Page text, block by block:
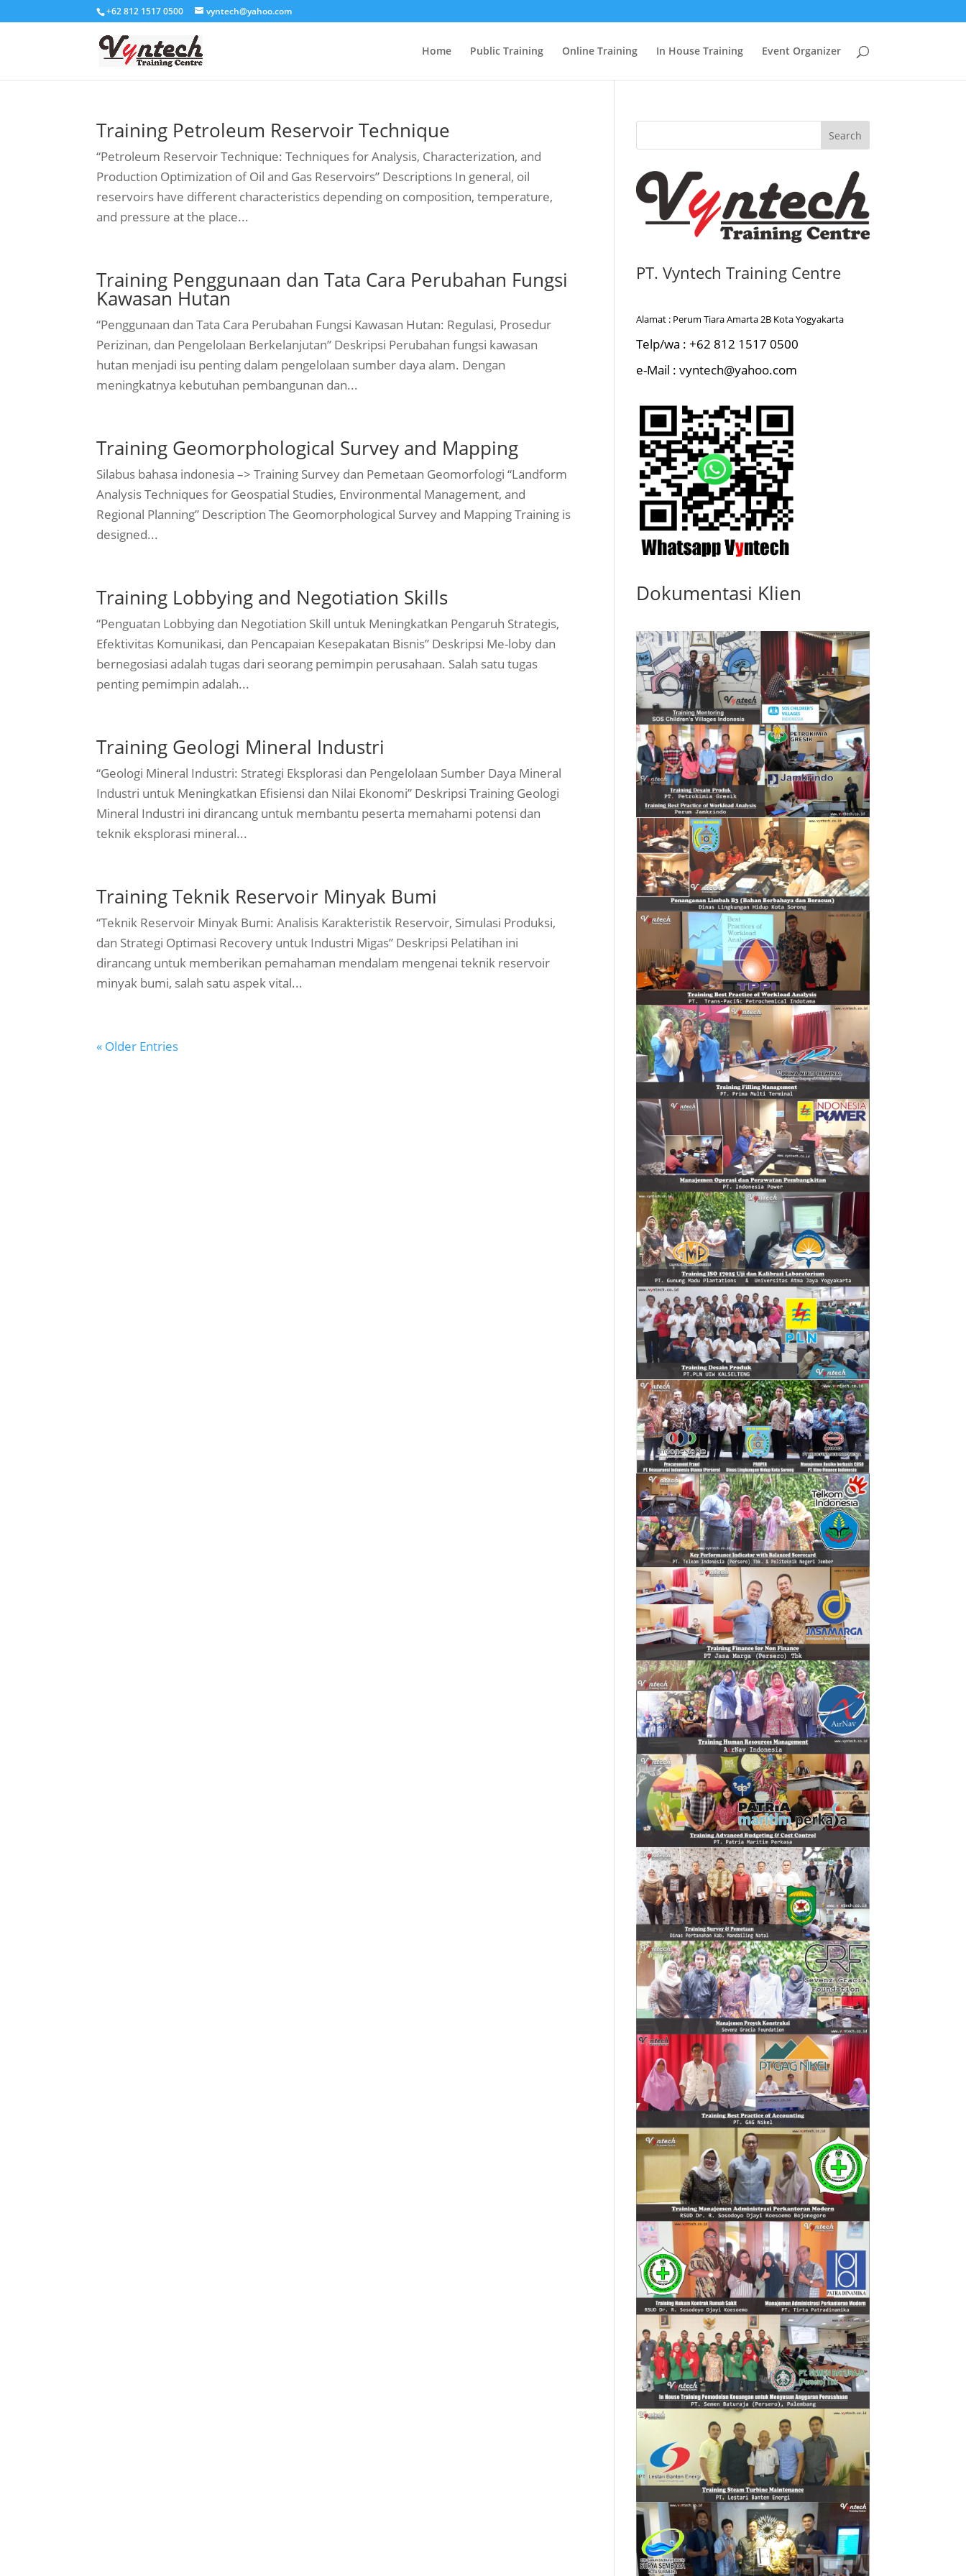
+62 812 1517 0500 vyntech@yahoo.com
Home Public Training Online Training In House Training Event Organizer
Training Petroleum Reservoir Technique
“Petroleum Reservoir Technique: Techniques for Analysis, Characterization, and
Production Optimization of Oil and Gas Reservoirs” Descriptions In general, oil
reservoirs have different characteristics depending on composition, temperature,
and pressure at the place...
Training Penggunaan dan Tata Cara Perubahan Fungsi
Kawasan Hutan
“Penggunaan dan Tata Cara Perubahan Fungsi Kawasan Hutan: Regulasi, Prosedur
Perizinan, dan Pengelolaan Berkelanjutan” Deskripsi Perubahan fungsi kawasan
hutan menjadi isu penting dalam pengelolaan sumber daya alam. Dengan
meningkatnya kebutuhan pembangunan dan...
Training Geomorphological Survey and Mapping
Silabus bahasa indonesia –> Training Survey dan Pemetaan Geomorfologi “Landform
Analysis Techniques for Geospatial Studies, Environmental Management, and
Regional Planning” Description The Geomorphological Survey and Mapping Training is
designed...
Training Lobbying and Negotiation Skills
“Penguatan Lobbying dan Negotiation Skill untuk Meningkatkan Pengaruh Strategis,
Efektivitas Komunikasi, dan Pencapaian Kesepakatan Bisnis” Deskripsi Me-loby dan
bernegosiasi adalah tugas dari seorang pemimpin perusahaan. Salah satu tugas
penting pemimpin adalah...
Training Geologi Mineral Industri
“Geologi Mineral Industri: Strategi Eksplorasi dan Pengelolaan Sumber Daya Mineral
Industri untuk Meningkatkan Efisiensi dan Nilai Ekonomi” Deskripsi Training Geologi
Mineral Industri ini dirancang untuk membantu peserta memahami potensi dan
teknik eksplorasi mineral...
Training Teknik Reservoir Minyak Bumi
“Teknik Reservoir Minyak Bumi: Analisis Karakteristik Reservoir, Simulasi Produksi,
dan Strategi Optimasi Recovery untuk Industri Migas” Deskripsi Pelatihan ini
dirancang untuk memberikan pemahaman mendalam mengenai teknik reservoir
minyak bumi, salah satu aspek vital...
« Older Entries
Search
PT. Vyntech Training Centre
Alamat : Perum Tiara Amarta 2B Kota Yogyakarta
Telp/wa : +62 812 1517 0500
e-Mail : vyntech@yahoo.com
Dokumentasi Klien